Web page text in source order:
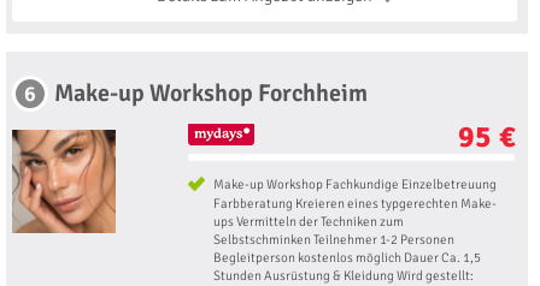
6 Make-up Workshop Forchheim
95 €
Make-up Workshop Fachkundige Einzelbetreuung
Farbberatung Kreieren eines typgerechten Make-
ups Vermitteln der Techniken zum
Selbstschminken Teilnehmer 1-2 Personen
Begleitperson kostenlos möglich Dauer Ca. 1,5
Stunden Ausrüstung & Kleidung Wird gestellt: